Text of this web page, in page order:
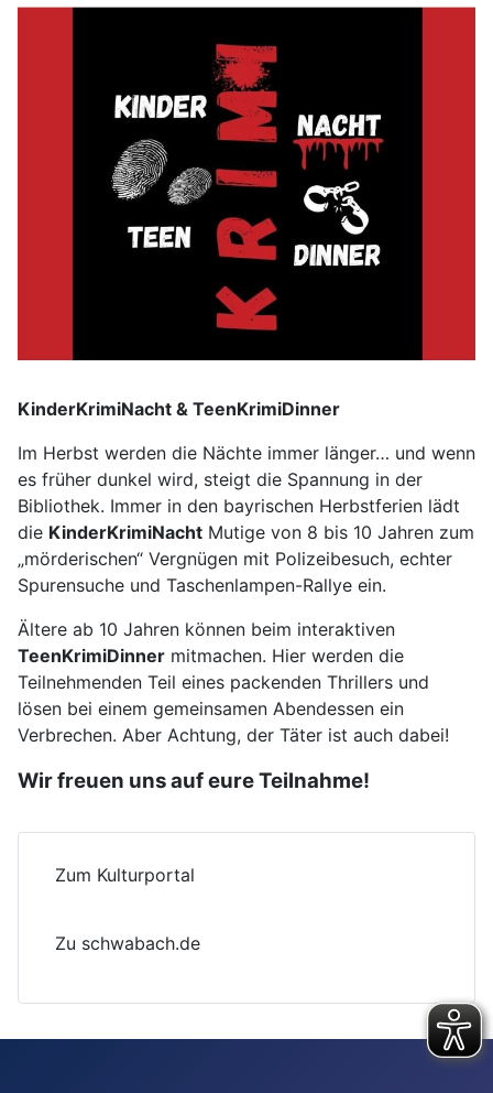
KinderKrimiNacht & TeenKrimiDinner
Im Herbst werden die Nächte immer länger… und wenn
es früher dunkel wird, steigt die Spannung in der
Bibliothek. Immer in den bayrischen Herbstferien lädt
die KinderKrimiNacht Mutige von 8 bis 10 Jahren zum
„mörderischen“ Vergnügen mit Polizeibesuch, echter
Spurensuche und Taschenlampen-Rallye ein.
Ältere ab 10 Jahren können beim interaktiven
TeenKrimiDinner mitmachen. Hier werden die
Teilnehmenden Teil eines packenden Thrillers und
lösen bei einem gemeinsamen Abendessen ein
Verbrechen. Aber Achtung, der Täter ist auch dabei!
Wir freuen uns auf eure Teilnahme!
Zum Kulturportal
Zu schwabach.de